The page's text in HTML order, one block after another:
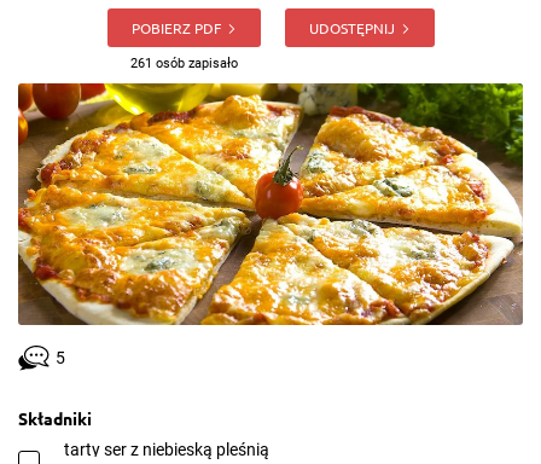
POBIERZ PDF
261 osób zapisało
UDOSTĘPNIJ
5
Składniki
tarty ser z niebieską pleśnią